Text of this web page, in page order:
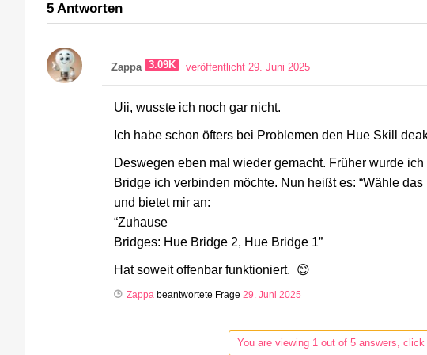
5 Antworten
Zappa 3.09K veröffentlicht 29. Juni 2025
Uii, wusste ich noch gar nicht.
Ich habe schon öfters bei Problemen den Hue Skill
Deswegen eben mal wieder gemacht. Früher wurde
Bridge ich verbinden möchte. Nun heißt es: “Wähle
und bietet mir an:
“Zuhause
Bridges: Hue Bridge 2, Hue Bridge 1”
Hat soweit offenbar funktioniert. 😊
Zappa beantwortete Frage 29. Juni 2025
You are viewing 1 out of 5 answers,